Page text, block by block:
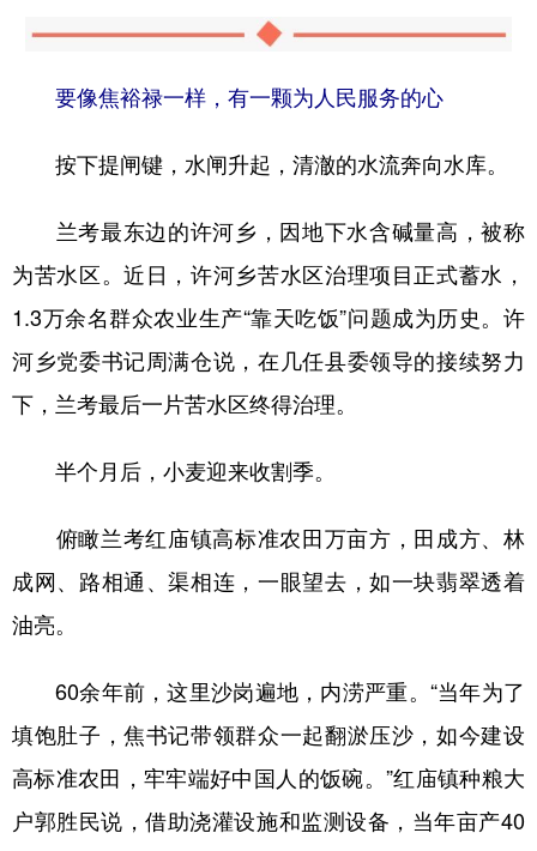
要像焦裕禄一样，有一颗为人民服务的心
按下提闸键，水闸升起，清澈的水流奔向水库。
兰考最东边的许河乡，因地下水含碱量高，被称
为苦水区。近日，许河乡苦水区治理项目正式蓄水，
1.3万余名群众农业生产“靠天吃饭”问题成为历史。许
河乡党委书记周满仓说，在几任县委领导的接续努力
下，兰考最后一片苦水区终得治理。
半个月后，小麦迎来收割季。
俯瞰兰考红庙镇高标准农田万亩方，田成方、林
成网、路相通、渠相连，一眼望去，如一块翡翠透着
油亮。
60余年前，这里沙岗遍地，内涝严重。“当年为了
填饱肚子，焦书记带领群众一起翻淤压沙，如今建设
高标准农田，牢牢端好中国人的饭碗。”红庙镇种粮大
户郭胜民说，借助浇灌设施和监测设备，当年亩产40